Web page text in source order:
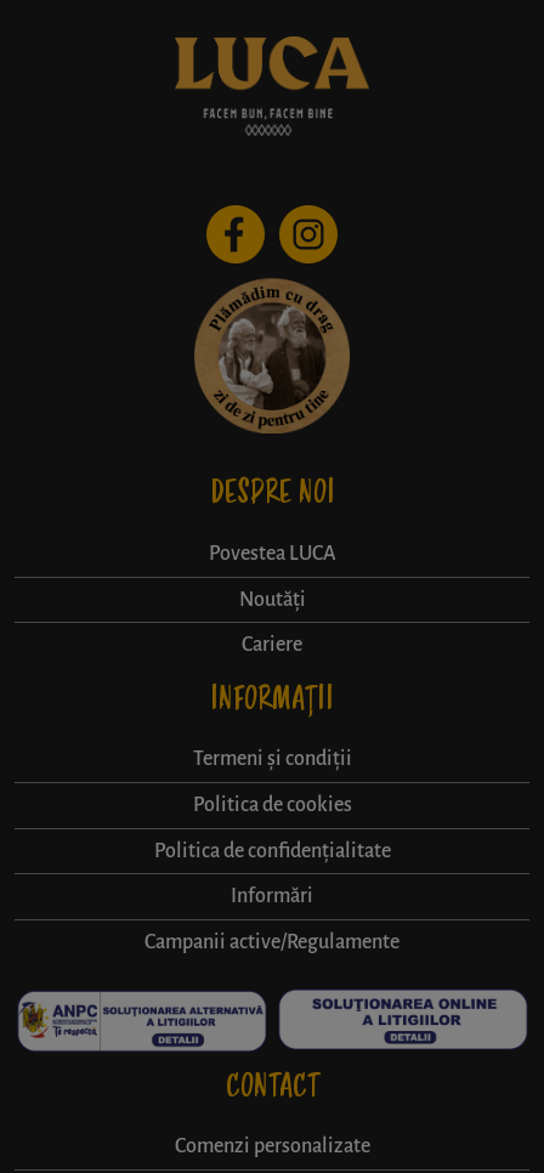
DESPRE NOI
Povestea LUCA
Noutăți
Cariere
INFORMAȚII
Termeni și condiții
Politica de cookies
Politica de confidențialitate
Informări
Campanii active/Regulamente
CONTACT
Comenzi personalizate